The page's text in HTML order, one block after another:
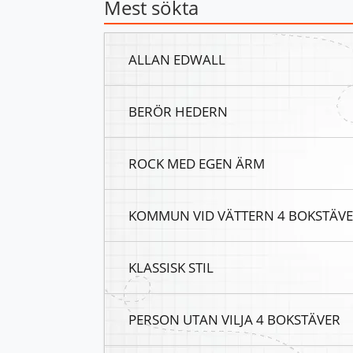
Mest sökta
ALLAN EDWALL
BERÖR HEDERN
ROCK MED EGEN ÄRM
KOMMUN VID VÄTTERN 4
KLASSISK STIL
PERSON UTAN VILJA 4 BOKSTÄVER